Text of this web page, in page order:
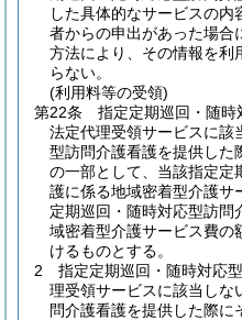
した具体的なサービスの
者からの申出があった場合
方法により、その情報を利
らない。
(利用料等の受領)
第22条
指定定期巡回・随時
法定代理受領サービスに該
型訪問介護看護を提供した
の一部として、当該指定定
護に係る地域密着型介護サ
定期巡回・随時対応型訪問
域密着型介護サービス費の
けるものとする。
2
指定定期巡回・随時対応
理受領サービスに該当しな
問介護看護を提供した際に